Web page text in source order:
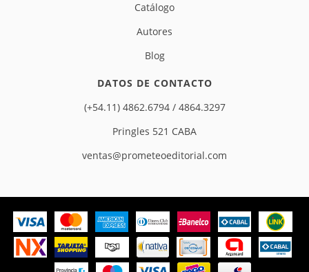
Catálogo
Autores
Blog
DATOS DE CONTACTO
(+54.11) 4862.6794 / 4864.3297
Pringles 521 CABA
ventas@prometeoeditorial.com